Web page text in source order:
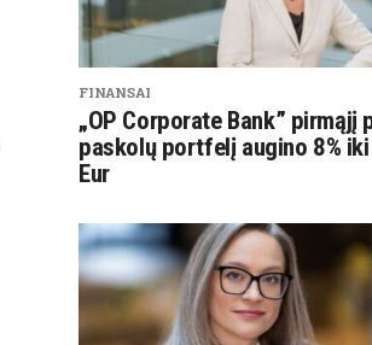
FINANSAI
„OP Corporate Bank” pirmąjį
paskolų portfelį augino 8%
Eur